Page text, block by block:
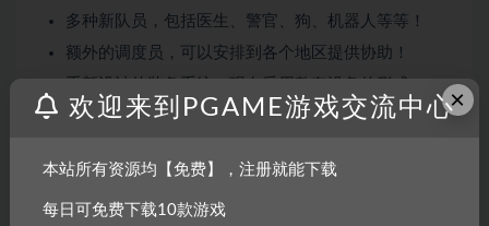
多种新队员，包括医生、警官、狗、机器人等等！
额外的调度员，可以安排到各个地区提供协助！
戏！
×
欢迎来到PGAME游戏交流中心
本站所有资源均【免费】，注册就能下载
每日可免费下载10款游戏